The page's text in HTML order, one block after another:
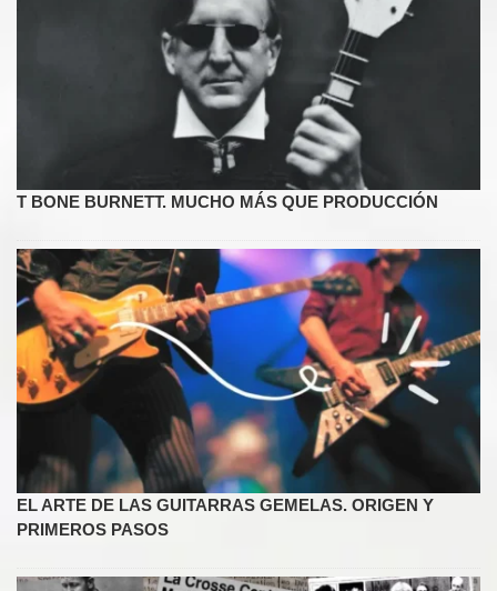
T BONE BURNETT. MUCHO MÁS QUE PRODUCCIÓN
EL ARTE DE LAS GUITARRAS GEMELAS. ORIGEN Y
PRIMEROS PASOS